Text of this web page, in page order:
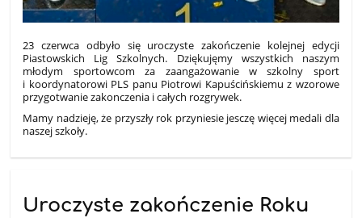
23 czerwca odbyło się uroczyste zakończenie kolejnej edycji
Piastowskich Lig Szkolnych. Dziękujęmy wszystkich naszym
młodym sportowcom za zaangażowanie w szkolny sport
i koordynatorowi PLS panu Piotrowi Kapuścińskiemu z wzorowe
przygotwanie zakonczenia i całych rozgrywek.
Mamy nadzieję, że przyszły rok przyniesie jesczę więcej medali dla
naszej szkoły.
Uroczyste zakończenie Roku